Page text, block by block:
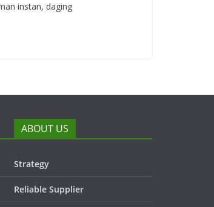
instan, daging
ABOUT US
Strategy
Reliable Supplier